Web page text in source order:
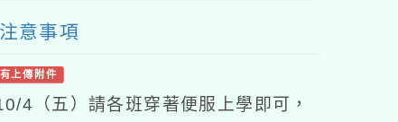
意事項
有上傳附件
4（五）請各班穿著便服上學即可，